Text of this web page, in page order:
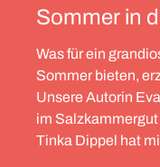
Sommer in
Was für ein
Sommer bieten,
Unsere Autorin
im
Tinka Dippel hat